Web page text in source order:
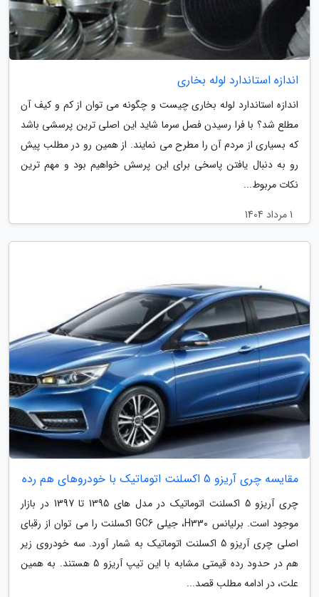
اندازه استاندارد لوله بخاری
اندازه استاندارد لوله بخاری چیست و چگونه می توان از کم و کیف آن
مطلع شد؟ با فرا رسیدن فصل سرما شاید این اصلی ترین پرسشی باشد
که بسیاری از مردم آن را مطرح می نمایند. از همین رو در مطلب پیش
رو به دنبال یافتن پاسخی برای این پرسش خواهیم بود و مهم ترین
نکات مربوط...
1 مرداد 1404
مقایسه چری آریزو 5 اکسلنت اتوماتیک با خودروهای هم رده
چری آریزو 5 اکسلنت اتوماتیک در مدل های 1395 تا 1397 در بازار
موجود است. برلیانس H330، جیلی GC6 اکسلنت را می توان از رقبای
اصلی چری آریزو 5 اکسلنت اتوماتیک به شمار آورد. سه خودروی زیر
هم در حدود رده قیمتی مشابه با این تیپ آریزو 5 هستند. به همین
علت، در ادامه مطلب قصد...